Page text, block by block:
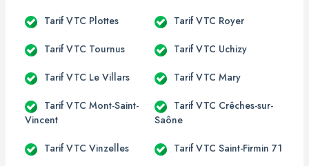
Tarif VTC Plottes Tarif VTC Royer
Tarif VTC Tournus Tarif VTC Uchizy
Tarif VTC Le Villars Tarif VTC Mary
Tarif VTC Mont-Saint-
Vincent
Tarif VTC Crêches-sur-
Saône
Tarif VTC Vinzelles Tarif VTC Saint-Firmin 71